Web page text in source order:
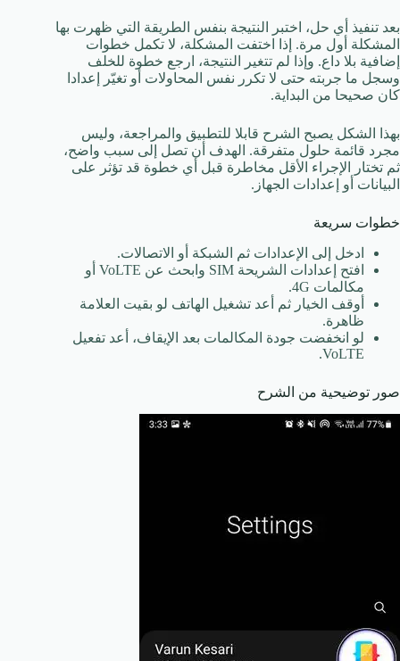
بعد تنفيذ أي حل، اختبر النتيجة بنفس الطريقة التي ظهرت بها
المشكلة أول مرة. إذا اختفت المشكلة، لا تكمل خطوات
إضافية بلا داع. وإذا لم تتغير النتيجة، ارجع خطوة للخلف
وسجل ما جربته حتى لا تكرر نفس المحاولات أو تغيّر إعدادا
كان صحيحا من البداية.
بهذا الشكل يصبح الشرح قابلا للتطبيق والمراجعة، وليس
مجرد قائمة حلول متفرقة. الهدف أن تصل إلى سبب واضح،
ثم تختار الإجراء الأقل مخاطرة قبل أي خطوة قد تؤثر على
البيانات أو إعدادات الجهاز.
خطوات سريعة
ادخل إلى الإعدادات ثم الشبكة أو الاتصالات.
افتح إعدادات الشريحة SIM وابحث عن VoLTE أو
مكالمات 4G.
أوقف الخيار ثم أعد تشغيل الهاتف لو بقيت العلامة
ظاهرة.
لو انخفضت جودة المكالمات بعد الإيقاف، أعد تفعيل
VoLTE.
صور توضيحية من الشرح